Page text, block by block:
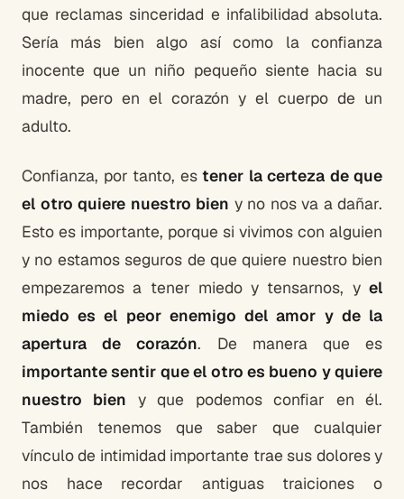
que reclamas sinceridad e infalibilidad absoluta.
Sería más bien algo así como la confianza
inocente que un niño pequeño siente hacia su
madre, pero en el corazón y el cuerpo de un
adulto.
Confianza, por tanto, es tener la certeza de que
el otro quiere nuestro bien y no nos va a dañar.
Esto es importante, porque si vivimos con alguien
y no estamos seguros de que quiere nuestro bien
empezaremos a tener miedo y tensarnos, y el
miedo es el peor enemigo del amor y de la
apertura de corazón. De manera que es
importante sentir que el otro es bueno y quiere
nuestro bien y que podemos confiar en él.
También tenemos que saber que cualquier
vínculo de intimidad importante trae sus dolores y
nos hace recordar antiguas traiciones o